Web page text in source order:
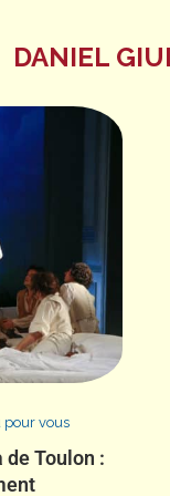
DANIEL
pour vous
de Toulon :